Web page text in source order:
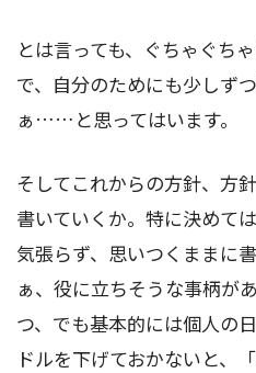
とは言っても、ぐちゃぐち
で、自分のためにも少しず
ぁ……と思ってはいます。
そしてこれからの方針、方
書いていくか。特に決めて
気張らず、思いつくままに
ぁ、役に立ちそうな事柄が
つ、でも基本的には個人の
ドルを下げておかないと、